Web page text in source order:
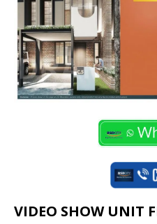
VIDEO SHOW UNIT